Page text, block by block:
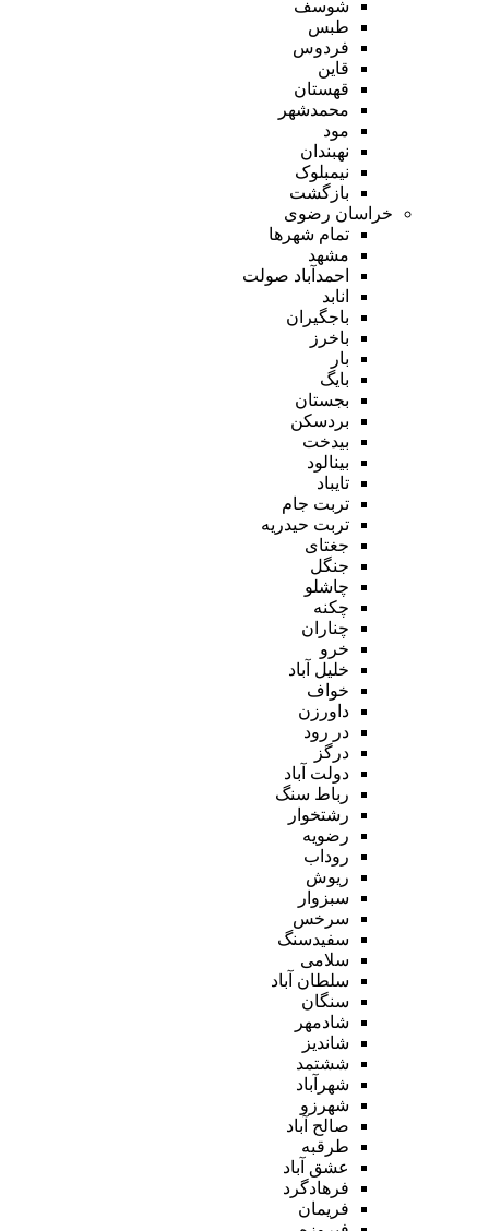
شوسف
طبس
فردوس
قاین
قهستان
محمدشهر
مود
نهبندان
نیمبلوک
بازگشت
خراسان رضوی
تمام شهر‌ها
مشهد
احمدآباد صولت
انابد
باجگیران
باخرز
بار
بایگ
بجستان
بردسکن
بیدخت
بینالود
تایباد
تربت جام
تربت حیدریه
جغتای
جنگل
چاشلو
چکنه
چناران
خرو
خلیل آباد
خواف
داورزن
در رود
درگز
دولت آباد
رباط سنگ
رشتخوار
رضویه
روداب
ریوش
سبزوار
سرخس
سفیدسنگ
سلامی
سلطان آباد
سنگان
شادمهر
شاندیز
ششتمد
شهرآباد
شهرزو
صالح آباد
طرقبه
عشق آباد
فرهادگرد
فریمان